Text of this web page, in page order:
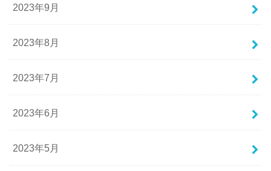
2023年9月
2023年8月
2023年7月
2023年6月
2023年5月